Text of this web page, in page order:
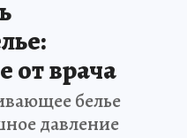
от врача
белье
давление